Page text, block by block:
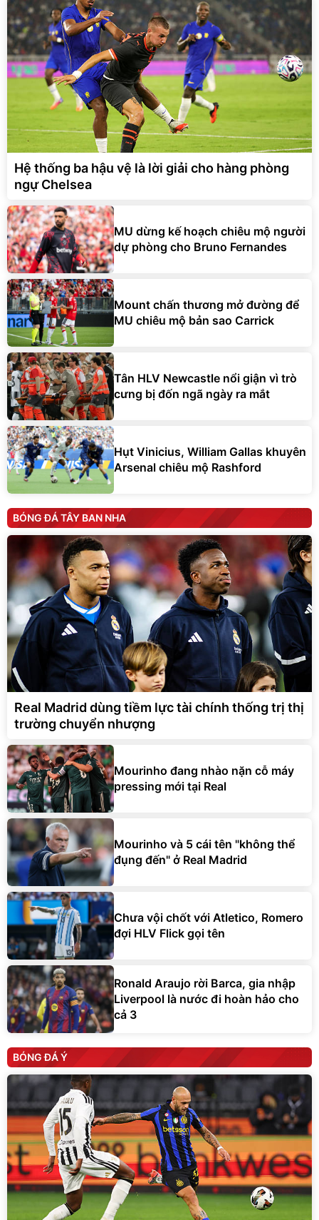
Hệ thống ba hậu vệ là lời giải cho hàng phòng
ngự Chelsea
MU dừng kế hoạch chiêu mộ người
dự phòng cho Bruno Fernandes
Mount chấn thương mở đường để
MU chiêu mộ bản sao Carrick
Tân HLV Newcastle nổi giận vì trò
cưng bị đốn ngã ngày ra mắt
Hụt Vinicius, William Gallas khuyên
Arsenal chiêu mộ Rashford
BÓNG ĐÁ TÂY BAN NHA
Real Madrid dùng tiềm lực tài chính thống trị thị
trường chuyển nhượng
Mourinho đang nhào nặn cỗ máy
pressing mới tại Real
Mourinho và 5 cái tên "không thể
đụng đến" ở Real Madrid
Chưa vội chốt với Atletico, Romero
đợi HLV Flick gọi tên
Ronald Araujo rời Barca, gia nhập
Liverpool là nước đi hoàn hảo cho
cả 3
BÓNG ĐÁ Ý